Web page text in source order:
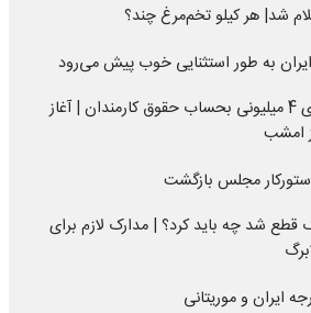
شد| هر کیلو تخم‌مرغ چند؟
به طور استثنایی خوب پیش می‌رود
غافلگیری دولت با واریزی 4 میلیونی بحساب حقوق کارمندان | آغاز
امشب
مجلس بازگشت
قطع شد چه باید کرد؟ | مدارک لازم برای
ایران و موریتانی